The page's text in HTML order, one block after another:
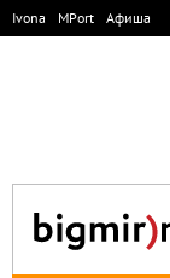
Ivona MPort Афиша